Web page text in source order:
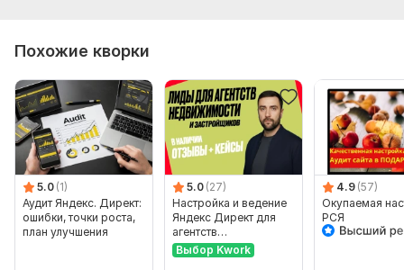
Похожие кворки
5.0 (1)
Аудит Яндекс. Директ:
ошибки, точки роста,
план улучшения
5.0 (27)
Настройка и ведение
Яндекс Директ для
агентств
недвижимости
Выбор Kwork
4.9 (57)
Окупаемая
РСЯ